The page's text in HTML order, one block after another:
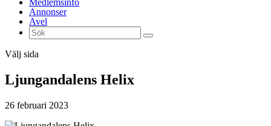
Medlemsinfo
Annonser
Avel
Välj sida
Ljungandalens Helix
26 februari 2023